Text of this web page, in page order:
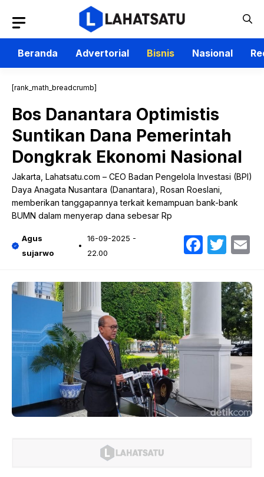
isi
Beranda
Advertorial Bisnis Nasional
[rank_math_breadcrumb]
Bos Danantara Optimistis
Suntikan Dana Pemerintah
Dongkrak Ekonomi Nasional
Jakarta, Lahatsatu.com – CEO Badan Pengelola Investasi (BPI)
Daya Anagata Nusantara (Danantara), Rosan Roeslani,
memberikan tanggapannya terkait kemampuan bank-bank
BUMN dalam menyerap dana sebesar Rp
Agus
sujarwo
16-09-2025 -
22.00